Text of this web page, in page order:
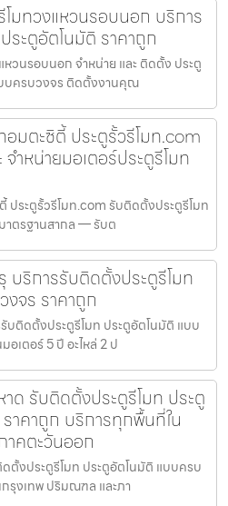
มทวงแหวนรอบนอก บริการ
ระตูอัตโนมัติ ราคาถูก
วนรอบนอก จำหน่าย และ ติดตั้ง ประตู
บครบวงจร ติดตั้งงานคุณ
อมตะซิตี้ ประตูรั้วรีโมท.com
ำหน่ายมอเตอร์ประตูรีโมท
ประตูรั้วรีโมท.com รับติดตั้งประตูรีโมท
าตรฐานสากล — รับต
บริการรับติดตั้งประตูรีโมท
จร ราคาถูก
บติดตั้งประตูรีโมท ประตูอัตโนมัติ แบบ
เตอร์ 5 ปี อะไหล่ 2 ป
ด รับติดตั้งประตูรีโมท ประตู
าคาถูก บริการทุกพื้นที่ใน
คตะวันออก
ตั้งประตูรีโมท ประตูอัตโนมัติ แบบครบ
รุงเทพ ปริมณฑล และภา